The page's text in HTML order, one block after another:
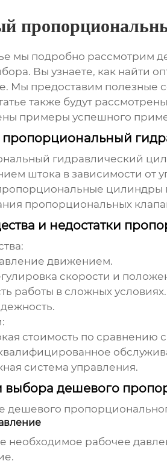
мы подробно рассмотрим
Вы узнаете, как найти
Мы предоставим полезные
также будут
примеры успешного
пропорциональный
гидравлический
штока в зависимости от
цилиндры
пропорциональных
и недостатки
движением.
скорости и
работы в сложных условиях.
стоимость по
система управления.
выбора дешевого
дешевого
необходимое рабочее